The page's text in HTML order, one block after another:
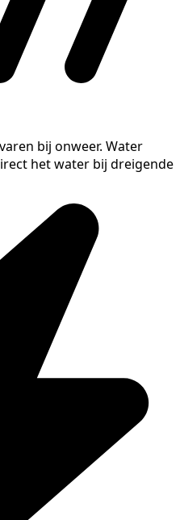
bij onweer. Water
het water bij dreigende